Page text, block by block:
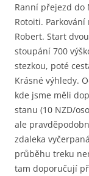
Ranní přejezd do
Rotoiti.
Robert. Start
stoupání 700
stezkou, poté
Krásné výhledy.
kde jsme měli
stanu (10 NZD/
ale
zdaleka
průběhu treku
tam doporučují